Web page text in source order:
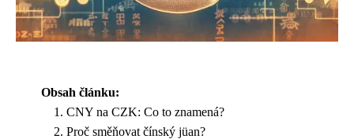
Obsah článku:
CNY na CZK: Co to znamená?
Proč směňovat čínský jüan?